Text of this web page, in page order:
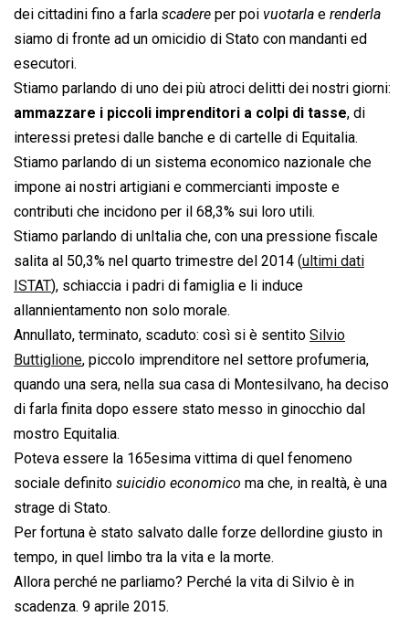
k
p
n
k
dei cittadini fino a farla  scadere  per poi  vuotarla  e  renderla
siamo di fronte ad un omicidio di Stato con mandanti ed
esecutori.
Stiamo parlando di uno dei più atroci delitti dei nostri giorni:
ammazzare i piccoli imprenditori a colpi di tasse, di
interessi pretesi dalle banche e di cartelle di Equitalia.
Stiamo parlando di un sistema economico nazionale che
impone ai nostri artigiani e commercianti imposte e
contributi che incidono per il 68,3% sui loro utili.
Stiamo parlando di unItalia che, con una pressione fiscale
salita al 50,3% nel quarto trimestre del 2014 (ultimi dati
ISTAT), schiaccia i padri di famiglia e li induce
allannientamento non solo morale.
Annullato, terminato, scaduto: così si è sentito Silvio
Buttiglione, piccolo imprenditore nel settore profumeria,
quando una sera, nella sua casa di Montesilvano, ha deciso
di farla finita dopo essere stato messo in ginocchio dal
mostro Equitalia.
Poteva essere la 165esima vittima di quel fenomeno
sociale definito  suicidio economico  ma che, in realtà, è una
strage di Stato.
Per fortuna è stato salvato dalle forze dellordine giusto in
tempo, in quel limbo tra la vita e la morte.
Allora perché ne parliamo? Perché la vita di Silvio è in
scadenza. 9 aprile 2015.